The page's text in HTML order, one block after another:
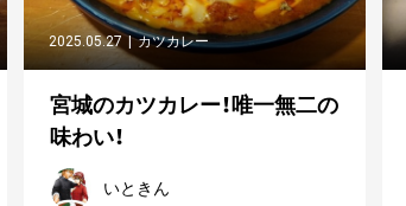
2025.05.27 カツカレー
宮城のカツカレー！唯一無二の
味わい！
いときん